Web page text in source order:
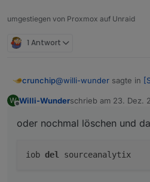
umgestiegen von Proxmox auf Unraid
1 Antwort
crunchip@willi-wunder sagte in
v0.4.14
W Willi-Wunderschrieb am 23. Dez.
zuletzt editiert von
oder nochmal löschen und
iob del sourceanalytix